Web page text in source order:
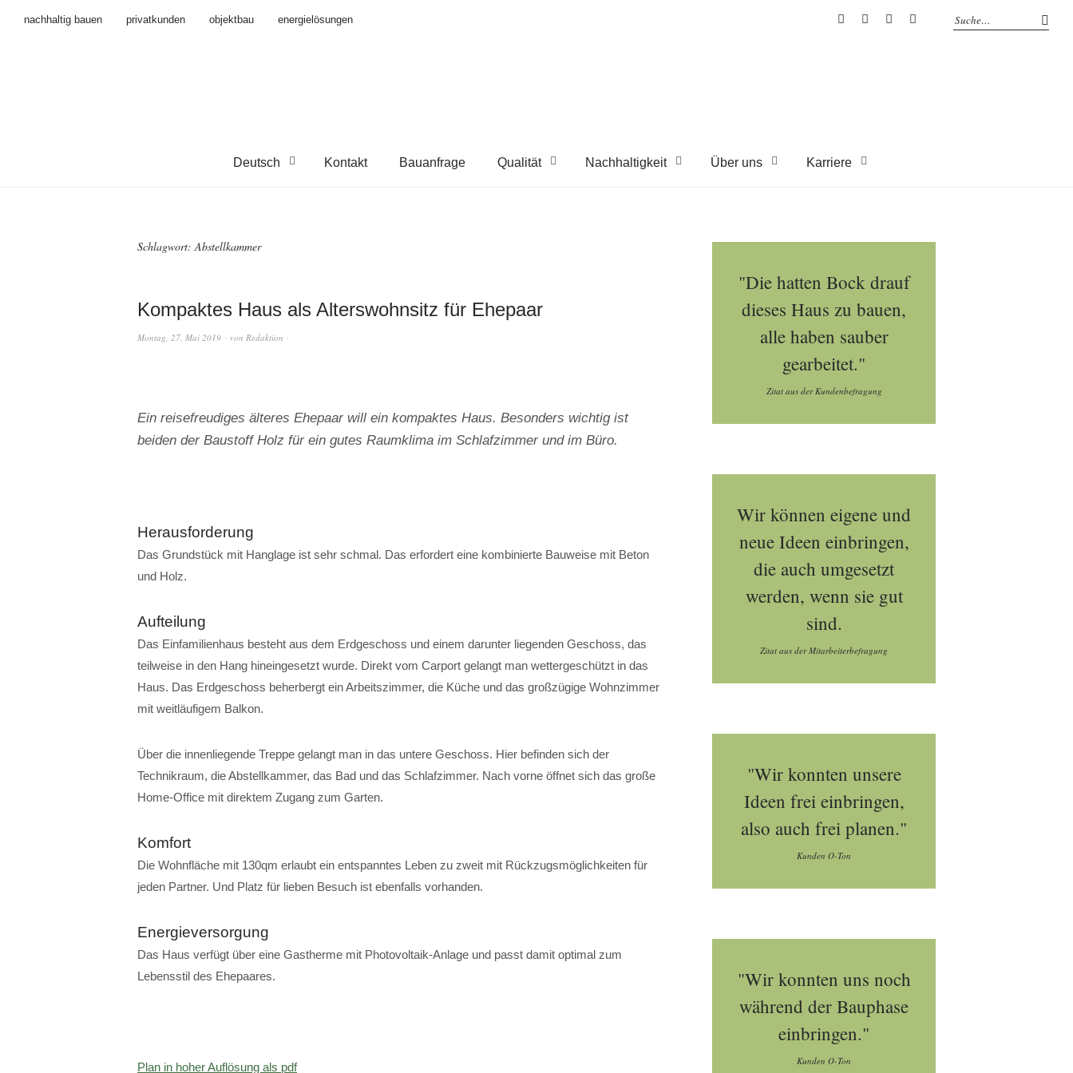
nachhaltig bauen privatkunden objektbau
energielösungen
Deutsch Kontakt Bauanfrage Qualität Nachhaltigkeit Über uns Karriere
Schlagwort: Abstellkammer
Kompaktes Haus als Alterswohnsitz für Ehepaar
Montag, 27. Mai 2019 von Redaktion
Ein reisefreudiges älteres Ehepaar will ein kompaktes Haus. Besonders wichtig ist
beiden der Baustoff Holz für ein gutes Raumklima im Schlafzimmer und im Büro.
Herausforderung
Das Grundstück mit Hanglage ist sehr schmal. Das erfordert eine kombinierte Bauweise mit Beton
und Holz.
Aufteilung
Das Einfamilienhaus besteht aus dem Erdgeschoss und einem darunter liegenden Geschoss, das
teilweise in den Hang hineingesetzt wurde. Direkt vom Carport gelangt man wettergeschützt in das
Haus. Das Erdgeschoss beherbergt ein Arbeitszimmer, die Küche und das großzügige Wohnzimmer
mit weitläufigem Balkon.
Über die innenliegende Treppe gelangt man in das untere Geschoss. Hier befinden sich der
Technikraum, die Abstellkammer, das Bad und das Schlafzimmer. Nach vorne öffnet sich das große
Home-Office mit direktem Zugang zum Garten.
Komfort
Die Wohnfläche mit 130qm erlaubt ein entspanntes Leben zu zweit mit Rückzugsmöglichkeiten für
jeden Partner. Und Platz für lieben Besuch ist ebenfalls vorhanden.
Energieversorgung
Das Haus verfügt über eine Gastherme mit Photovoltaik-Anlage und passt damit optimal zum
Lebensstil des Ehepaares.
Plan in hoher Auflösung als pdf
"Die hatten Bock drauf
dieses Haus zu bauen,
alle haben sauber
gearbeitet."
Zitat aus der Kundenbefragung
Wir können eigene und
neue Ideen einbringen,
die auch umgesetzt
werden, wenn sie gut
sind.
Zitat aus der Mitarbeiterbefragung
"Wir konnten unsere
Ideen frei einbringen,
also auch frei planen."
Kunden O-Ton
"Wir konnten uns noch
während der Bauphase
einbringen."
Kunden O-Ton